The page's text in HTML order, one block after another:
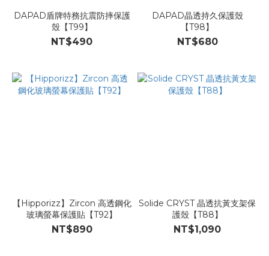
DAPAD盾牌特務抗震防摔保護
殼【T99】
NT$490
DAPAD晶透持久保護殼
【T98】
NT$680
【Hipporizz】Zircon 高透鋼化
玻璃螢幕保護貼【T92】
NT$890
Solide CRYST 晶透抗黃支架保
護殼【T88】
NT$1,090